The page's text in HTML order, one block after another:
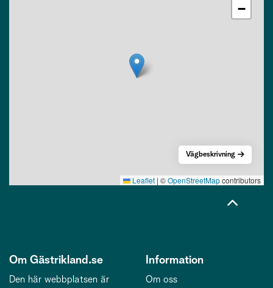
−
Leaflet | ©OpenStreetMapcontributors
Vägbeskrivning
Om Gästrikland.se
Den här webbplatsen är
Information
Om oss